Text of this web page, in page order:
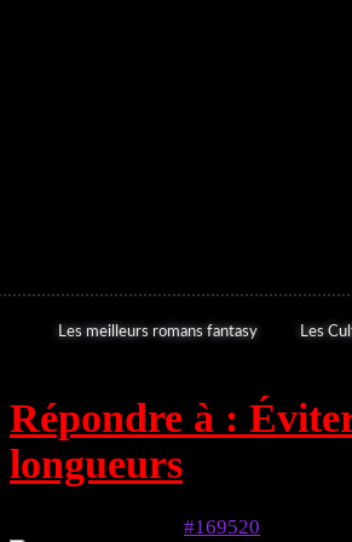
Les meilleurs romans fantasy Les
Répondre à :
longueurs
#169520